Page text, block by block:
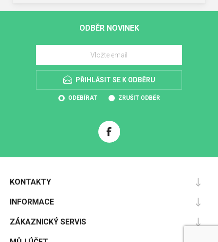
ODBĚR NOVINEK
PŘIHLÁSIT SE K ODBĚRU
ODEBÍRAT ZRUŠIT ODBĚR
KONTAKTY
INFORMACE
ZÁKAZNICKÝ SERVIS